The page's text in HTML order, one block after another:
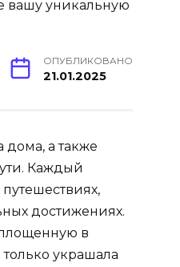
ОПУБЛИКОВАНО
21.01.2025
а также
Каждый
достижениях.
в
украшала